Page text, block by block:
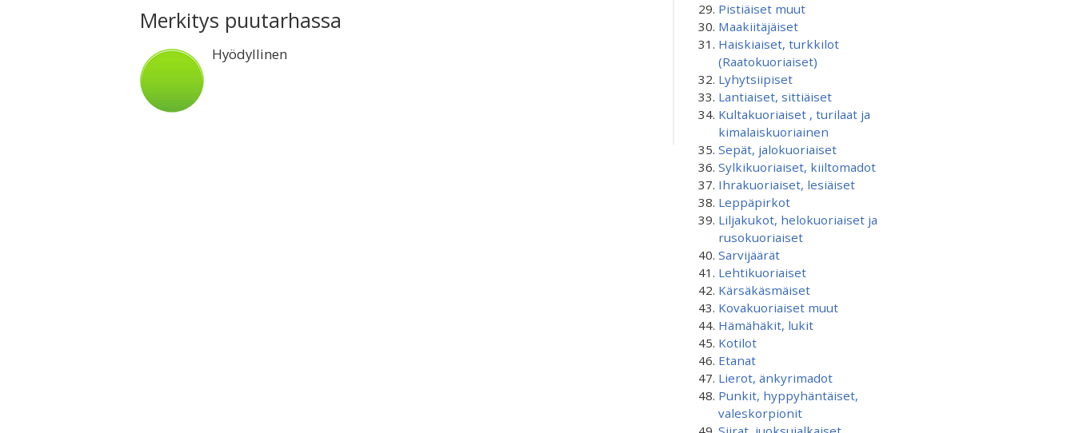
Merkitys puutarhassa
Hyödyllinen
Pistiäiset muut
Maakiitäjäiset
Haiskiaiset, turkkilot
(Raatokuoriaiset)
Lyhytsiipiset
Lantiaiset, sittiäiset
Kultakuoriaiset , turilaat ja
kimalaiskuoriainen
Sepät, jalokuoriaiset
Sylkikuoriaiset, kiiltomadot
Ihrakuoriaiset, lesiäiset
Leppäpirkot
Liljakukot, helokuoriaiset ja
rusokuoriaiset
Sarvijäärät
Lehtikuoriaiset
Kärsäkäsmäiset
Kovakuoriaiset muut
Hämähäkit, lukit
Kotilot
Etanat
Lierot, änkyrimadot
Punkit, hyppyhäntäiset,
valeskorpionit